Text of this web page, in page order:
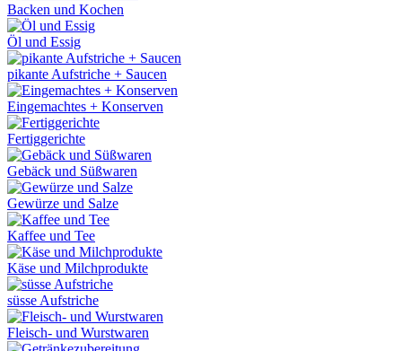
Backen und Kochen
Öl und Essig
pikante Aufstriche + Saucen
Eingemachtes + Konserven
Fertiggerichte
Gebäck und Süßwaren
Gewürze und Salze
Kaffee und Tee
Käse und Milchprodukte
süsse Aufstriche
Fleisch- und Wurstwaren